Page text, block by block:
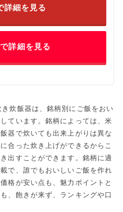
詳細を見る
詳細を見る
炊飯器は、銘柄別にご飯をおい
ています。銘柄によっては、米
器で炊いても出来上がりは異な
合った炊き上げができるからこ
出すことができます。銘柄に適
で、誰でもおいしいご飯を作れ
格が安い点も、魅力ポイントと
、飽きが来ず、ランキングや口